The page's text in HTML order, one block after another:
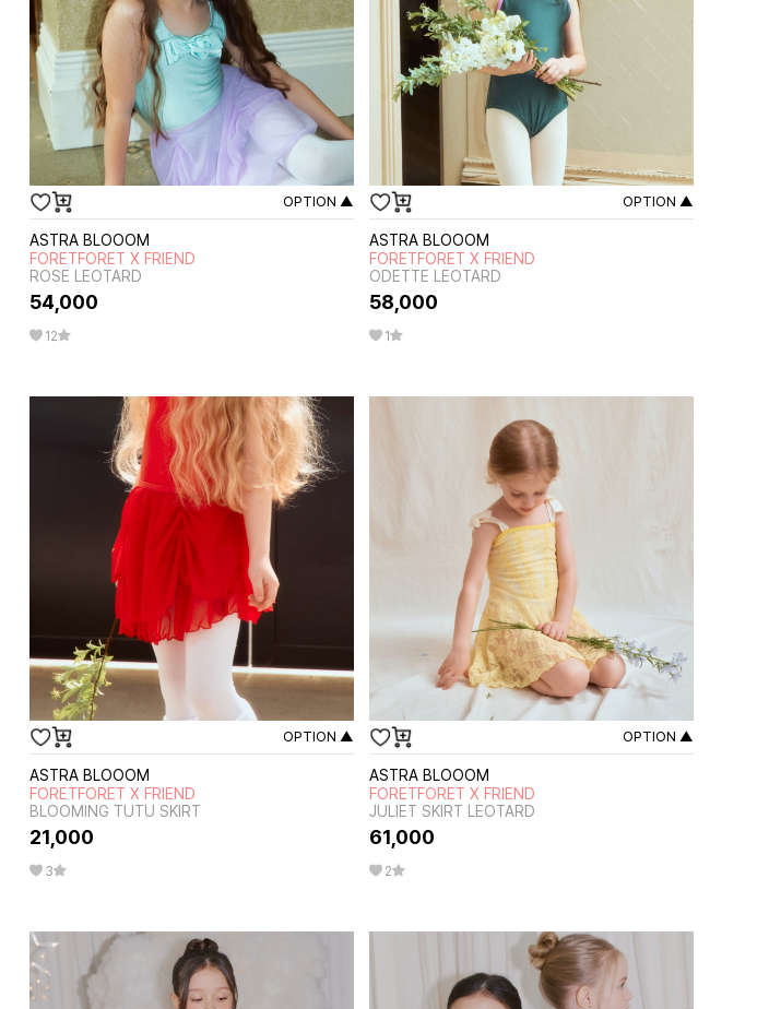
OPTION ▲
ASTRA BLOOOM
FORETFORET X FRIEND
ROSE LEOTARD
54,000
12
OPTION ▲
ASTRA BLOOOM
FORETFORET X FRIEND
ODETTE LEOTARD
58,000
1
OPTION ▲
ASTRA BLOOOM
FORETFORET X FRIEND
BLOOMING TUTU SKIRT
21,000
3
OPTION ▲
ASTRA BLOOOM
FORETFORET X FRIEND
JULIET SKIRT LEOTARD
61,000
2